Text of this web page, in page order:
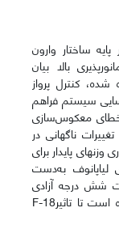
ساختار وارون
بالا بیان
کنترل پرواز
سیستم فراهم
معکوس‌سازی
ناگهانی در
پایدار برای
لیاپانوف به‌دست
شش درجه آزادی
F-18تا تاثیر